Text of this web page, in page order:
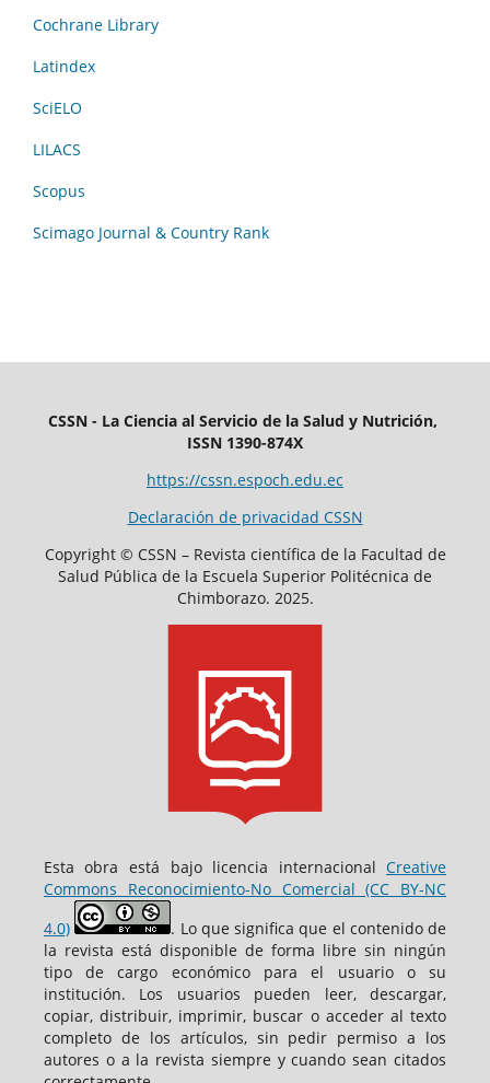
Cochrane Library
Latindex
SciELO
LILACS
Scopus
Scimago Journal & Country Rank
CSSN - La Ciencia al Servicio de la Salud y Nutrición,
ISSN 1390-874X
https://cssn.espoch.edu.ec
Declaración de privacidad CSSN
Copyright © CSSN – Revista científica de la Facultad de
Salud Pública de la Escuela Superior Politécnica de
Chimborazo. 2025.
Esta obra está bajo licencia internacionalCreative
Commons Reconocimiento-No Comercial (CC BY-NC
4.0)
. Lo que significa que el contenido de
la revista está disponible de forma libre sin ningún
tipo de cargo económico para el usuario o su
institución. Los usuarios pueden leer, descargar,
copiar, distribuir, imprimir, buscar o acceder al texto
completo de los artículos, sin pedir permiso a los
autores o a la revista siempre y cuando sean citados